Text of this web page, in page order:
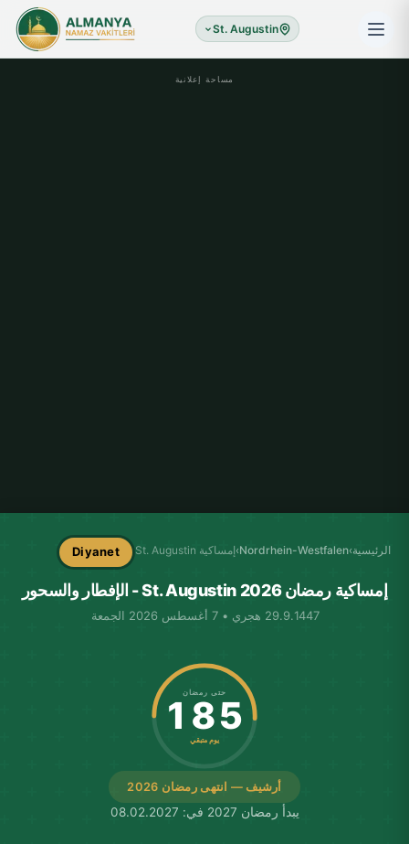
St. Augustin
مساحة إعلانية
الرئيسية›
Nordrhein-Westfalen
›إمساكية St. Augustin Diyanet
إمساكية رمضان St. Augustin 2026 - الإفطار والسحور
29.9.1447 هجري • 7 أغسطس 2026 الجمعة
أرشيف — انتهى رمضان 2026
حتى رمضان
185
يوم متبقي
يبدأ رمضان 2027 في: 08.02.2027